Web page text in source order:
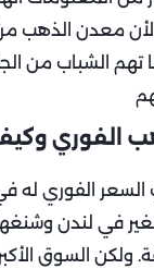
معدن الذهب
تهم الشباب من
الفوري
السعر الفوري له
في لندن
ولكن السوق